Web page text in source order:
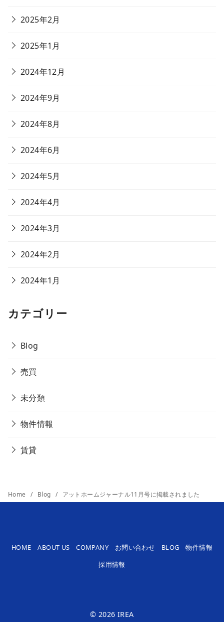
2025年2月
2025年1月
2024年12月
2024年9月
2024年8月
2024年6月
2024年5月
2024年4月
2024年3月
2024年2月
2024年1月
カテゴリー
Blog
売買
未分類
物件情報
賃貸
Home Blog アットホームジャーナル11月号に掲載されました
HOME ABOUT US COMPANY お問い合わせ BLOG
物件情報
採用情報
© 2026IREA